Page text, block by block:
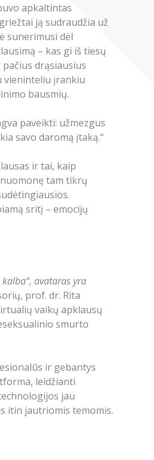
apkaltintas
ją sudraudžia už
sunerimusi dėl
– kas gi iš tiesų
drąsiausius
vieninteliu įrankiu
bausmių.
paveikti: užmezgus
savo daromą įtaką.“
ir tai, kaip
tam tikrų
sritį – emocijų
avataras yra
prof. dr. Rita
vaikų apklausų
smurto
ir gebantys
leidžianti
jau
itin jautriomis temomis.